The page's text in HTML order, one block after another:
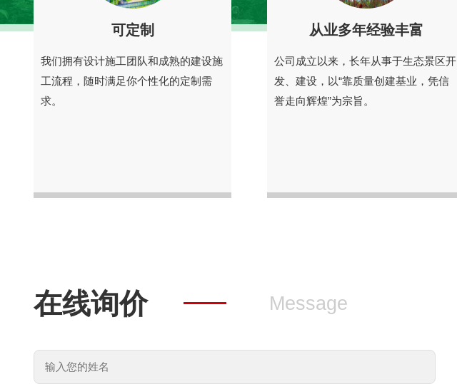
可定制
我们拥有设计施工团队和成熟的建设施
工流程，随时满足你个性化的定制需
求。
从业多年经验丰富
公司成立以来，长年从事于生态景区开
发、建设，以“靠质量创建基业，凭信
誉走向辉煌”为宗旨。
在线询价 Message